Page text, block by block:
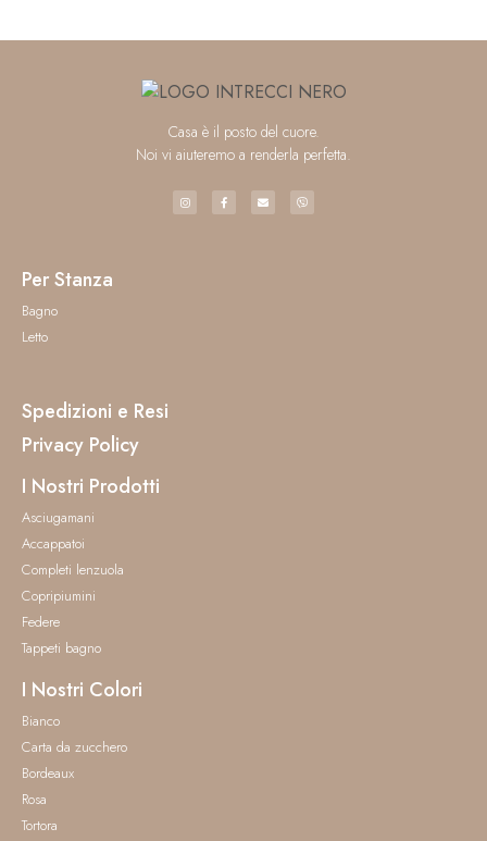
Casa è il posto del cuore.
Noi vi aiuteremo a renderla perfetta.
Per Stanza
Bagno
Letto
Spedizioni e Resi
Privacy Policy
I Nostri Prodotti
Asciugamani
Accappatoi
Completi lenzuola
Copripiumini
Federe
Tappeti bagno
I Nostri Colori
Bianco
Carta da zucchero
Bordeaux
Rosa
Tortora